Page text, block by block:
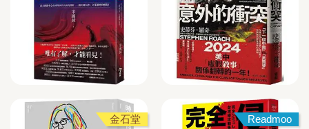
金石堂 Readmoo